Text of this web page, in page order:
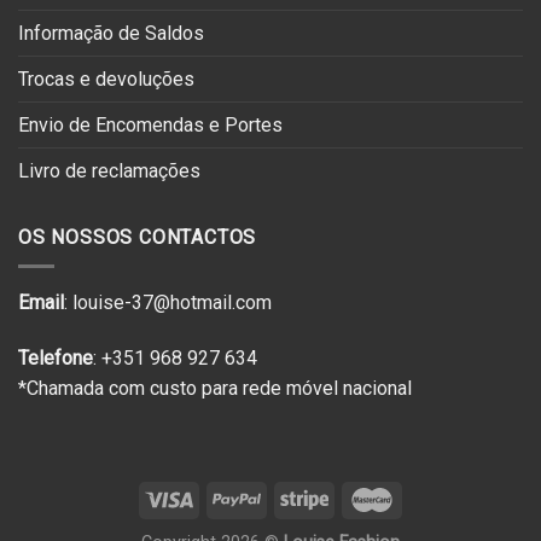
Informação de Saldos
Trocas e devoluções
Envio de Encomendas e Portes
Livro de reclamações
OS NOSSOS CONTACTOS
Email : louise-37@hotmail.com
Telefone: +351 968 927 634
*Chamada com custo para rede móvel nacional